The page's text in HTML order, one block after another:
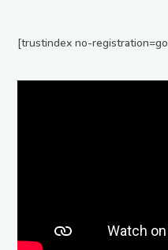
[trustindex no-